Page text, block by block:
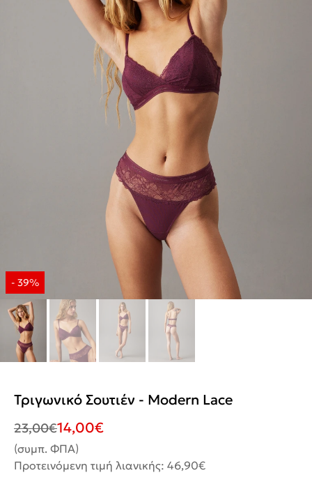
Τριγωνικό Σουτιέν - Modern Lace
23,00€14,00€
(συμπ. ΦΠΑ)
Προτεινόμενη τιμή λιανικής: 46,90€